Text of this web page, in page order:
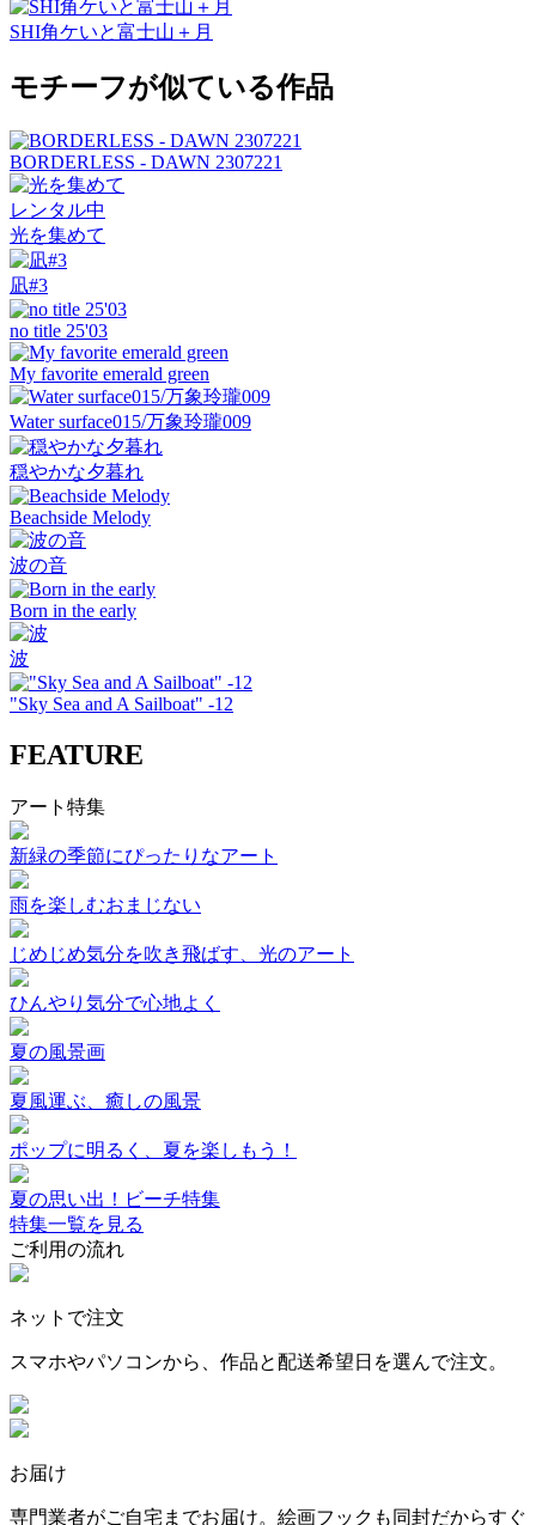
SHI角ケいと富士山＋月
モチーフが似ている作品
BORDERLESS - DAWN 2307221
レンタル中
光を集めて
凪#3
no title 25'03
My favorite emerald green
Water surface015/万象玲瓏009
穏やかな夕暮れ
Beachside Melody
波の音
Born in the early
波
"Sky Sea and A Sailboat" -12
FEATURE
アート特集
新緑の季節にぴったりなアート
雨を楽しむおまじない
じめじめ気分を吹き飛ばす、光のアート
ひんやり気分で心地よく
夏の風景画
夏風運ぶ、癒しの風景
ポップに明るく、夏を楽しもう！
夏の思い出！ビーチ特集
特集一覧を見る
ご利用の流れ
ネットで注文
スマホやパソコンから、作品と配送希望日を選んで注文。
お届け
専門業者がご自宅までお届け。絵画フックも同封だからすぐ